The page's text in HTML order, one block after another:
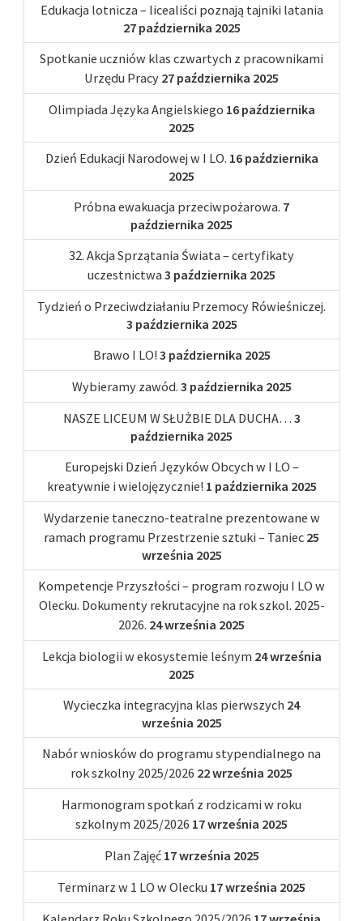
Edukacja lotnicza – licealiści poznają tajniki latania
27 października 2025
Spotkanie uczniów klas czwartych z pracownikami
Urzędu Pracy 27 października 2025
Olimpiada Języka Angielskiego 16 października
2025
Dzień Edukacji Narodowej w I LO. 16 października
2025
Próbna ewakuacja przeciwpożarowa. 7
października 2025
32. Akcja Sprzątania Świata – certyfikaty
uczestnictwa 3 października 2025
Tydzień o Przeciwdziałaniu Przemocy Rówieśniczej.
3 października 2025
Brawo I LO! 3 października 2025
Wybieramy zawód. 3 października 2025
NASZE LICEUM W SŁUŻBIE DLA DUCHA… 3
października 2025
Europejski Dzień Języków Obcych w I LO –
kreatywnie i wielojęzycznie! 1 października 2025
Wydarzenie taneczno-teatralne prezentowane w
ramach programu Przestrzenie sztuki – Taniec 25
września 2025
Kompetencje Przyszłości – program rozwoju I LO w
Olecku. Dokumenty rekrutacyjne na rok szkol. 2025-
2026. 24 września 2025
Lekcja biologii w ekosystemie leśnym 24 września
2025
Wycieczka integracyjna klas pierwszych 24
września 2025
Nabór wniosków do programu stypendialnego na
rok szkolny 2025/2026 22 września 2025
Harmonogram spotkań z rodzicami w roku
szkolnym 2025/2026 17 września 2025
Plan Zajęć 17 września 2025
Terminarz w 1 LO w Olecku 17 września 2025